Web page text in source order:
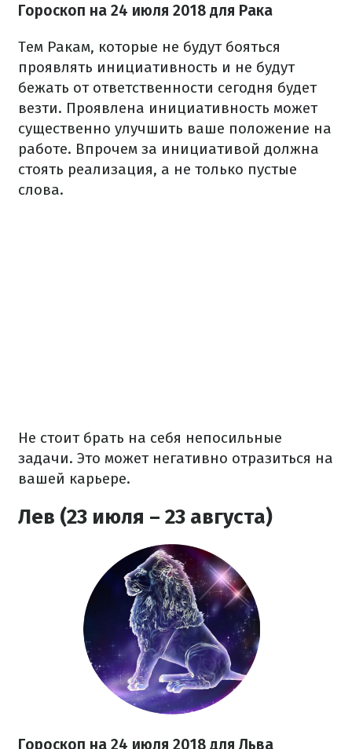
Гороскоп на 24 июля 2018 для Рака
Тем Ракам, которые не будут бояться
проявлять инициативность и не будут
бежать от ответственности сегодня будет
везти. Проявлена инициативность может
существенно улучшить ваше положение на
работе. Впрочем за инициативой должна
стоять реализация, а не только пустые
слова.
Не стоит брать на себя непосильные
задачи. Это может негативно отразиться на
вашей карьере.
Лев (23 июля – 23 августа)
Гороскоп на 24 июля 2018 для Льва